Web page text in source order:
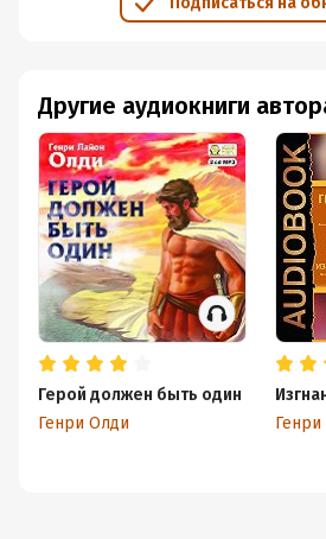
Другие аудиокниги
Герой должен быть один
Генри Олди